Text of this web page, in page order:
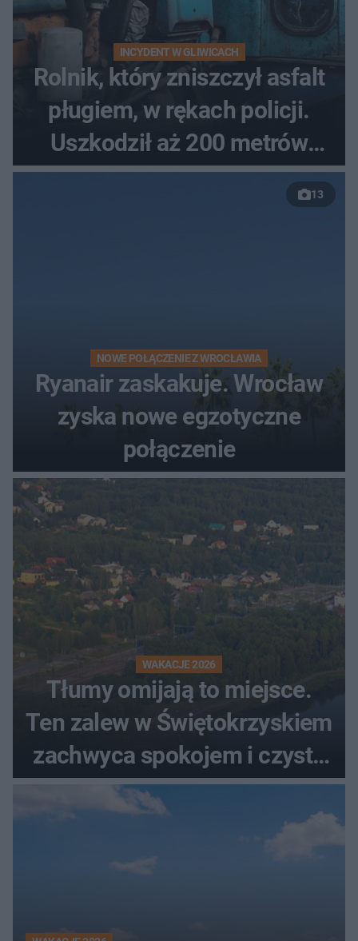
INCYDENT W GLIWICACH
Rolnik, który zniszczył asfalt
pługiem, w rękach policji.
Uszkodził aż 200 metrów
nowej drogi
13
NOWE POŁĄCZENIE Z WROCŁAWIA
Ryanair zaskakuje. Wrocław
zyska nowe egzotyczne
połączenie
WAKACJE 2026
Tłumy omijają to miejsce.
Ten zalew w Świętokrzyskiem
zachwyca spokojem i czystą
wodą